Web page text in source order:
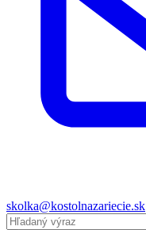
skolka@kostolnazariecie.sk